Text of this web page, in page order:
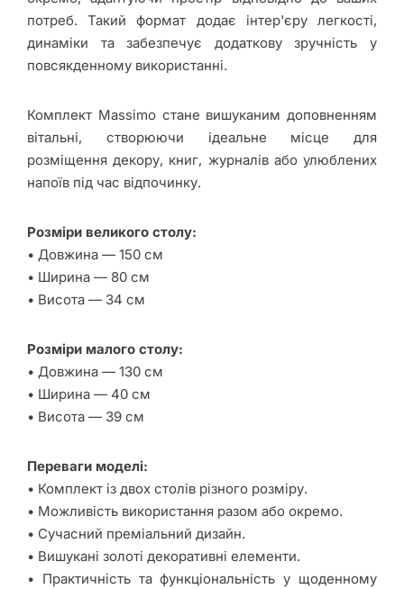
Електрокаміни
Знижки
Home
Країни-
виробники
оплата
Гарантія
Контакти
потреб. Такий формат додає інтер'єру легкості,
динаміки та забезпечує додаткову зручність у
повсякденному використанні.
Комплект Massimo стане вишуканим доповненням
вітальні, створюючи ідеальне місце для
розміщення декору, книг, журналів або улюблених
напоїв під час відпочинку.
Розміри великого столу:
• Довжина — 150 см
• Ширина — 80 см
• Висота — 34 см
Розміри малого столу:
• Довжина — 130 см
• Ширина — 40 см
• Висота — 39 см
Переваги моделі:
• Комплект із двох столів різного розміру.
• Можливість використання разом або окремо.
• Сучасний преміальний дизайн.
• Вишукані золоті декоративні елементи.
• Практичність та функціональність у щоденному